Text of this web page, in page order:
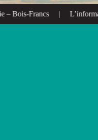
Francs |